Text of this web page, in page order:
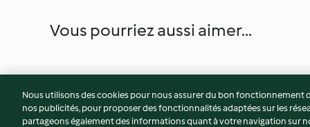
Vous pourriez aussi aimer...
Nous utilisons des cookies pour nous assurer du bon
nos publicités, pour proposer des fonctionnalités adaptées sur les
partageons également des informations quant à votre navigation sur